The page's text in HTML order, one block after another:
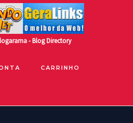
- Blog Directory
CARRINHO